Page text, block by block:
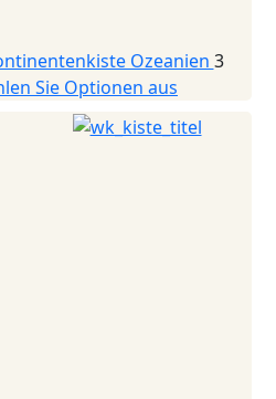
Ozeanien 3
Sie Optionen aus